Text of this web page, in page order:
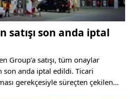
satışı son anda iptal
Group’a satışı, tüm onaylar
son anda iptal edildi. Ticari
gerekçesiyle süreçten çekilen